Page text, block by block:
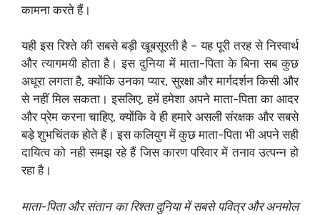
कामना करते हैं।
यही इस रिश्ते की सबसे बड़ी खूबसूरती है – यह पूरी तरह से निस्वार्थ
और त्यागमयी होता है। इस दुनिया में माता-पिता के बिना सब कुछ
अधूरा लगता है, क्योंकि उनका प्यार, सुरक्षा और मार्गदर्शन किसी और
से नहीं मिल सकता। इसलिए, हमें हमेशा अपने माता-पिता का आदर
और प्रेम करना चाहिए, क्योंकि वे ही हमारे असली संरक्षक और सबसे
बड़े शुभचिंतक होते हैं। इस कलियुग में कुछ माता-पिता भी अपने सही
दायित्व को नही समझ रहे हैं जिस कारण परिवार में तनाव उत्पन्न हो
रहा है।
माता-पिता और संतान का रिश्ता दुनिया में सबसे पवित्र और अनमोल